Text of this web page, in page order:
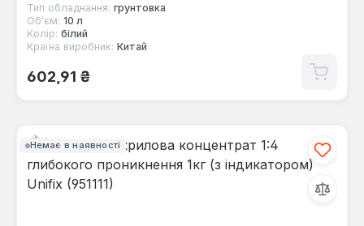
Тип обладнання: грунтовка
Об'єм: 10 л
Колір: білий
Країна виробник: Китай
Звичайна ціна:
602,91 ₴
Немає в наявності